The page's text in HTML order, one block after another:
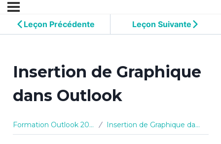
Leçon Précédente Leçon Suivante
Insertion de Graphique
dans Outlook
Formation Outlook 2010 Insertion de Graphique dans Outlook